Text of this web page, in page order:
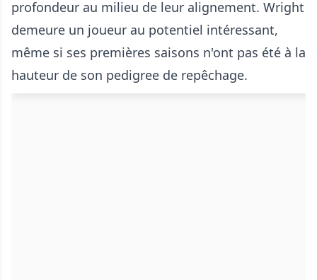
profondeur au milieu de leur alignement. Wright
demeure un joueur au potentiel intéressant,
même si ses premières saisons n'ont pas été à la
hauteur de son pedigree de repêchage.